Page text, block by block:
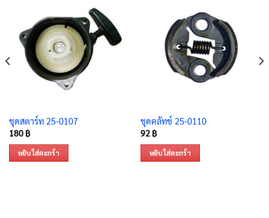
ชุดสตาร์ท 25-0107
180 ฿
หยิบใส่ตะกร้า
ชุดคลัทช์ 25-0110
92 ฿
หยิบใส่ตะกร้า